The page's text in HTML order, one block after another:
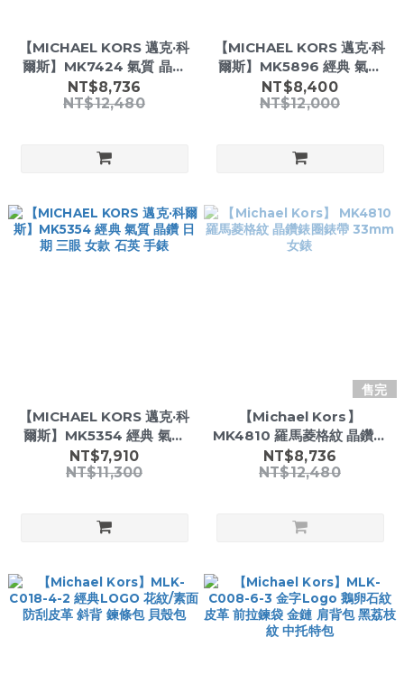
【MICHAEL KORS 邁克·科
爾斯】MK7424 氣質 晶鑽
女款 三眼 日期 時尚腕錶
NT$8,736
NT$12,480
【MICHAEL KORS 邁克·科
爾斯】MK5896 經典 氣質
晶鑽 日期 三眼 女款 石英 手
錶
NT$8,400
NT$12,000
【MICHAEL KORS 邁克·科
爾斯】MK5354 經典 氣質
晶鑽 日期 三眼 女款 石英 手
錶
NT$7,910
NT$11,300
售完
【Michael Kors】
MK4810 羅馬菱格紋 晶鑽錶
圈錶帶 33mm女錶
NT$8,736
NT$12,480